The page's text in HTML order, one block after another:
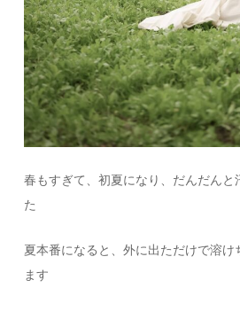
春もすぎて、初夏になり、だんだんと
た
夏本番になると、外に出ただけで溶け
ます